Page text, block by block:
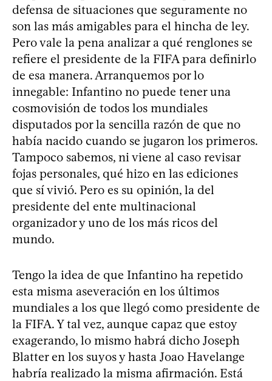
defensa de situaciones que seguramente no
son las más amigables para el hincha de ley.
Pero vale la pena analizar a qué renglones se
refiere el presidente de la FIFA para definirlo
de esa manera. Arranquemos por lo
innegable: Infantino no puede tener una
cosmovisión de todos los mundiales
disputados por la sencilla razón de que no
había nacido cuando se jugaron los primeros.
Tampoco sabemos, ni viene al caso revisar
fojas personales, qué hizo en las ediciones
que sí vivió. Pero es su opinión, la del
presidente del ente multinacional
organizador y uno de los más ricos del
mundo.
Tengo la idea de que Infantino ha repetido
esta misma aseveración en los últimos
mundiales a los que llegó como presidente de
la FIFA. Y tal vez, aunque capaz que estoy
exagerando, lo mismo habrá dicho Joseph
Blatter en los suyos y hasta Joao Havelange
habría realizado la misma afirmación. Está